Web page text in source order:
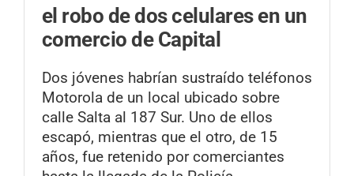
el robo de dos celulares en un
comercio de Capital
Dos jóvenes habrían sustraído teléfonos
Motorola de un local ubicado sobre
calle Salta al 187 Sur. Uno de ellos
escapó, mientras que el otro, de 15
años, fue retenido por comerciantes